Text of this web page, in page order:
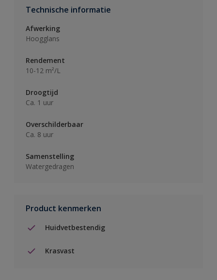
Technische informatie
Afwerking
Hoogglans
Rendement
10-12 m²/L
Droogtijd
Ca. 1 uur
Overschilderbaar
Ca. 8 uur
Samenstelling
Watergedragen
Product kenmerken
Huidvetbestendig
Krasvast